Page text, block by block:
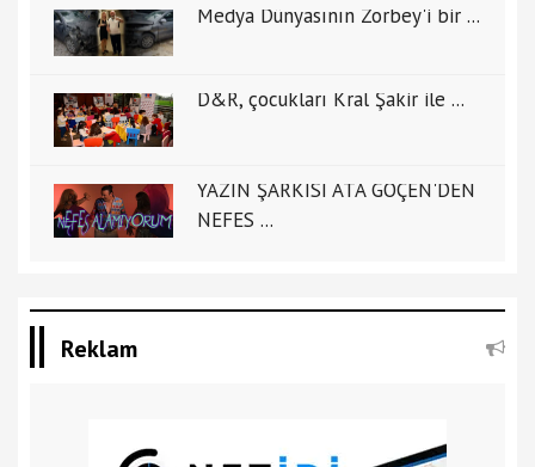
Medya Dünyasının Zorbey'i bir ...
D&R, çocukları Kral Şakir ile ...
YAZIN ŞARKISI ATA GÖÇEN'DEN
NEFES ...
Reklam